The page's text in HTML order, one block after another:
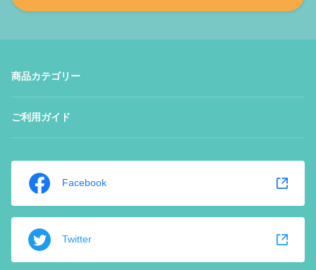
商品カテゴリー
ご利用ガイド
Facebook
Twitter